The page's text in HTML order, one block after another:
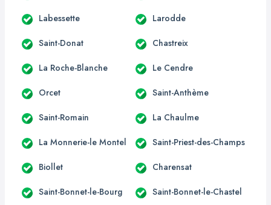
Labessette Larodde
Saint-Donat Chastreix
La Roche-Blanche Le Cendre
Orcet Saint-Anthème
Saint-Romain La Chaulme
La Monnerie-le Montel Saint-Priest-des-Champs
Biollet Charensat
Saint-Bonnet-le-Bourg Saint-Bonnet-le-Chastel